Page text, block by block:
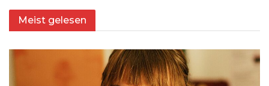
Meist gelesen